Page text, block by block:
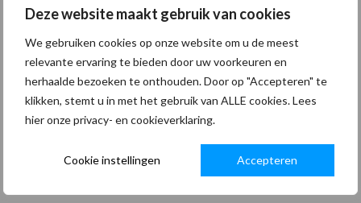
Deze website maakt gebruik van cookies
We gebruiken cookies op onze website om u de meest
relevante ervaring te bieden door uw voorkeuren en
herhaalde bezoeken te onthouden. Door op "Accepteren" te
klikken, stemt u in met het gebruik van ALLE cookies. Lees
hier onze privacy- en cookieverklaring.
Cookie instellingen Accepteren
Je persoonlijke gegevens worden gebruikt om je
ervaring op deze site te ondersteunen, om toegang
tot je account te beheren en voor andere doeleinden
zoals omschreven in onzeprivacybeleid.